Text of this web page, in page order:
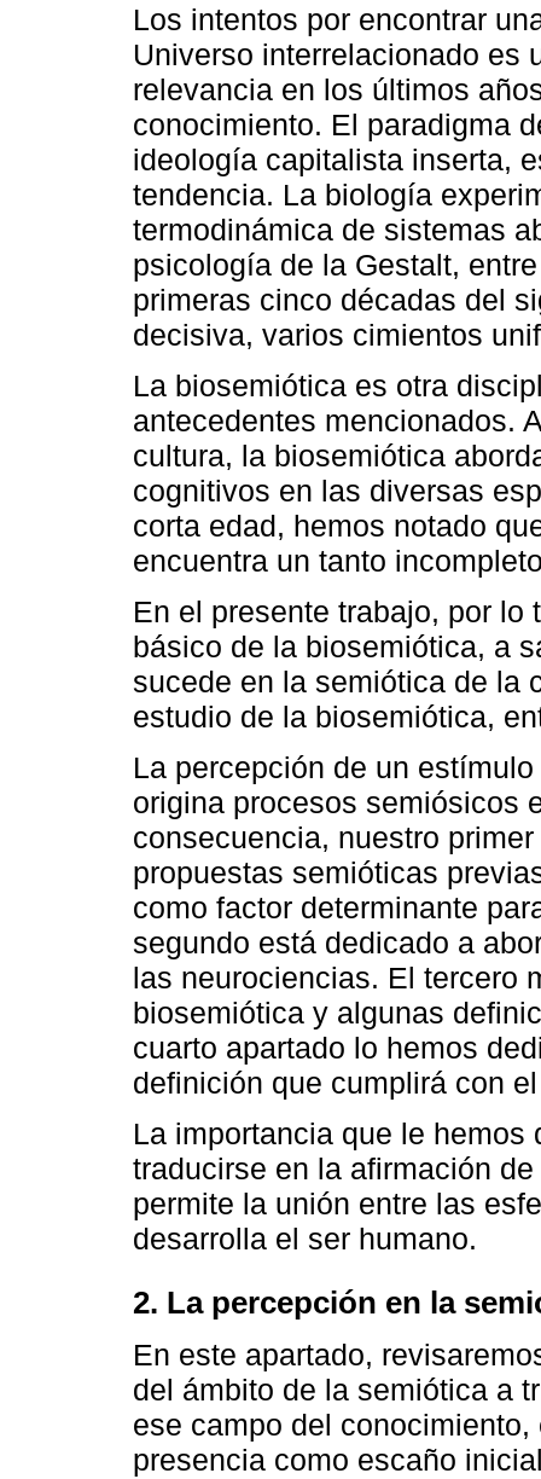
Los intentos por encontrar
Universo interrelacionado es
relevancia en los últimos
conocimiento. El paradigma
ideología capitalista inserta,
tendencia. La biología
termodinámica de sistemas
psicología de la Gestalt,
primeras cinco décadas del
decisiva, varios cimientos
La biosemiótica es otra
antecedentes mencionados.
cultura, la biosemiótica
cognitivos en las diversas
corta edad, hemos notado
encuentra un tanto
En el presente trabajo, por lo
básico de la biosemiótica, a
sucede en la semiótica de la
estudio de la biosemiótica,
La percepción de un
origina procesos semiósicos
consecuencia, nuestro
propuestas semióticas
como factor determinante
segundo está dedicado a
las neurociencias. El tercero
biosemiótica y algunas
cuarto apartado lo hemos
definición que cumplirá con
La importancia que le
traducirse en la afirmación
permite la unión entre las
desarrolla el ser humano.
2. La percepción en la
En este apartado,
del ámbito de la semiótica a
ese campo del
presencia como escaño